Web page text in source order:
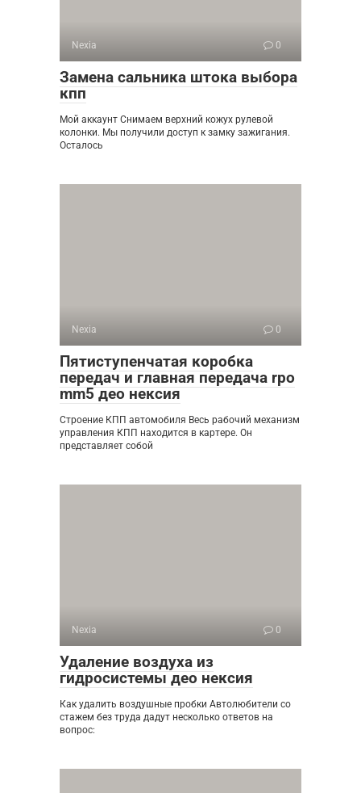
Nexia 0
Замена сальника штока выбора
кпп
Мой аккаунт Снимаем верхний кожух рулевой
колонки. Мы получили доступ к замку зажигания.
Осталось
Nexia 0
Пятиступенчатая коробка
передач и главная передача rpo
mm5 део нексия
Строение КПП автомобиля Весь рабочий механизм
управления КПП находится в картере. Он
представляет собой
Nexia 0
Удаление воздуха из
гидросистемы део нексия
Как удалить воздушные пробки Автолюбители со
стажем без труда дадут несколько ответов на
вопрос: